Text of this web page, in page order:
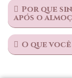
Por que
após o
O que